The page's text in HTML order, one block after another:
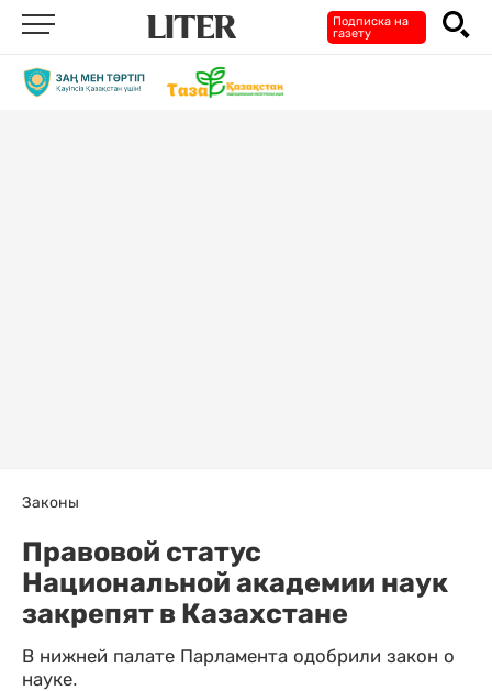
Подписка на
газету
Законы
Правовой статус
Национальной академии наук
закрепят в Казахстане
В нижней палате Парламента одобрили закон о
науке.